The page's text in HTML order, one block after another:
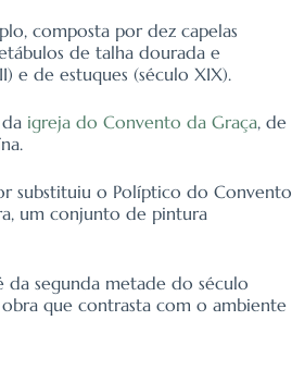
composta por dez capelas
de talha dourada e
e de estuques (século XIX).
igreja do Convento da Graça, de
substituiu o Políptico do Convento
um conjunto de pintura
segunda metade do século
que contrasta com o ambiente